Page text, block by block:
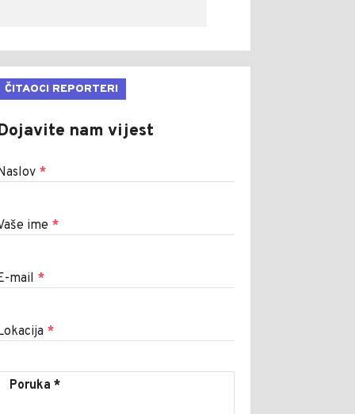
ČITAOCI REPORTERI
nam vijest
*
ime *
mail *
*